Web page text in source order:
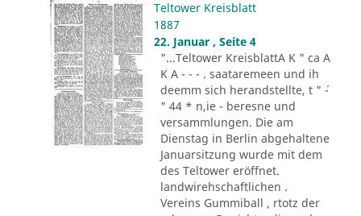
Teltower Kreisblatt
1887
22. Januar , Seite 4
"...Teltower KreisblattA K " ca A
K A - - - . saataremeen und ih
deemm sich herandstellte, t " ´-
" 44 * n,ie - beresne und
versammlungen. Die am
Dienstag in Berlin abgehaltene
Januarsitzung wurde mit dem
des Teltower eröffnet.
landwirehschaftlichen .
Vereins Gummiball , rtotz der